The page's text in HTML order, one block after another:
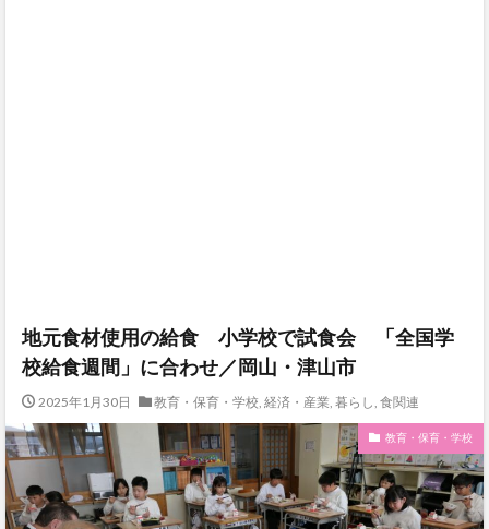
地元食材使用の給食 小学校で試食会 「全国学
校給食週間」に合わせ／岡山・津山市
2025年1月30日 教育・保育・学校 経済・産業 暮らし 食関連
教育・保育・学校